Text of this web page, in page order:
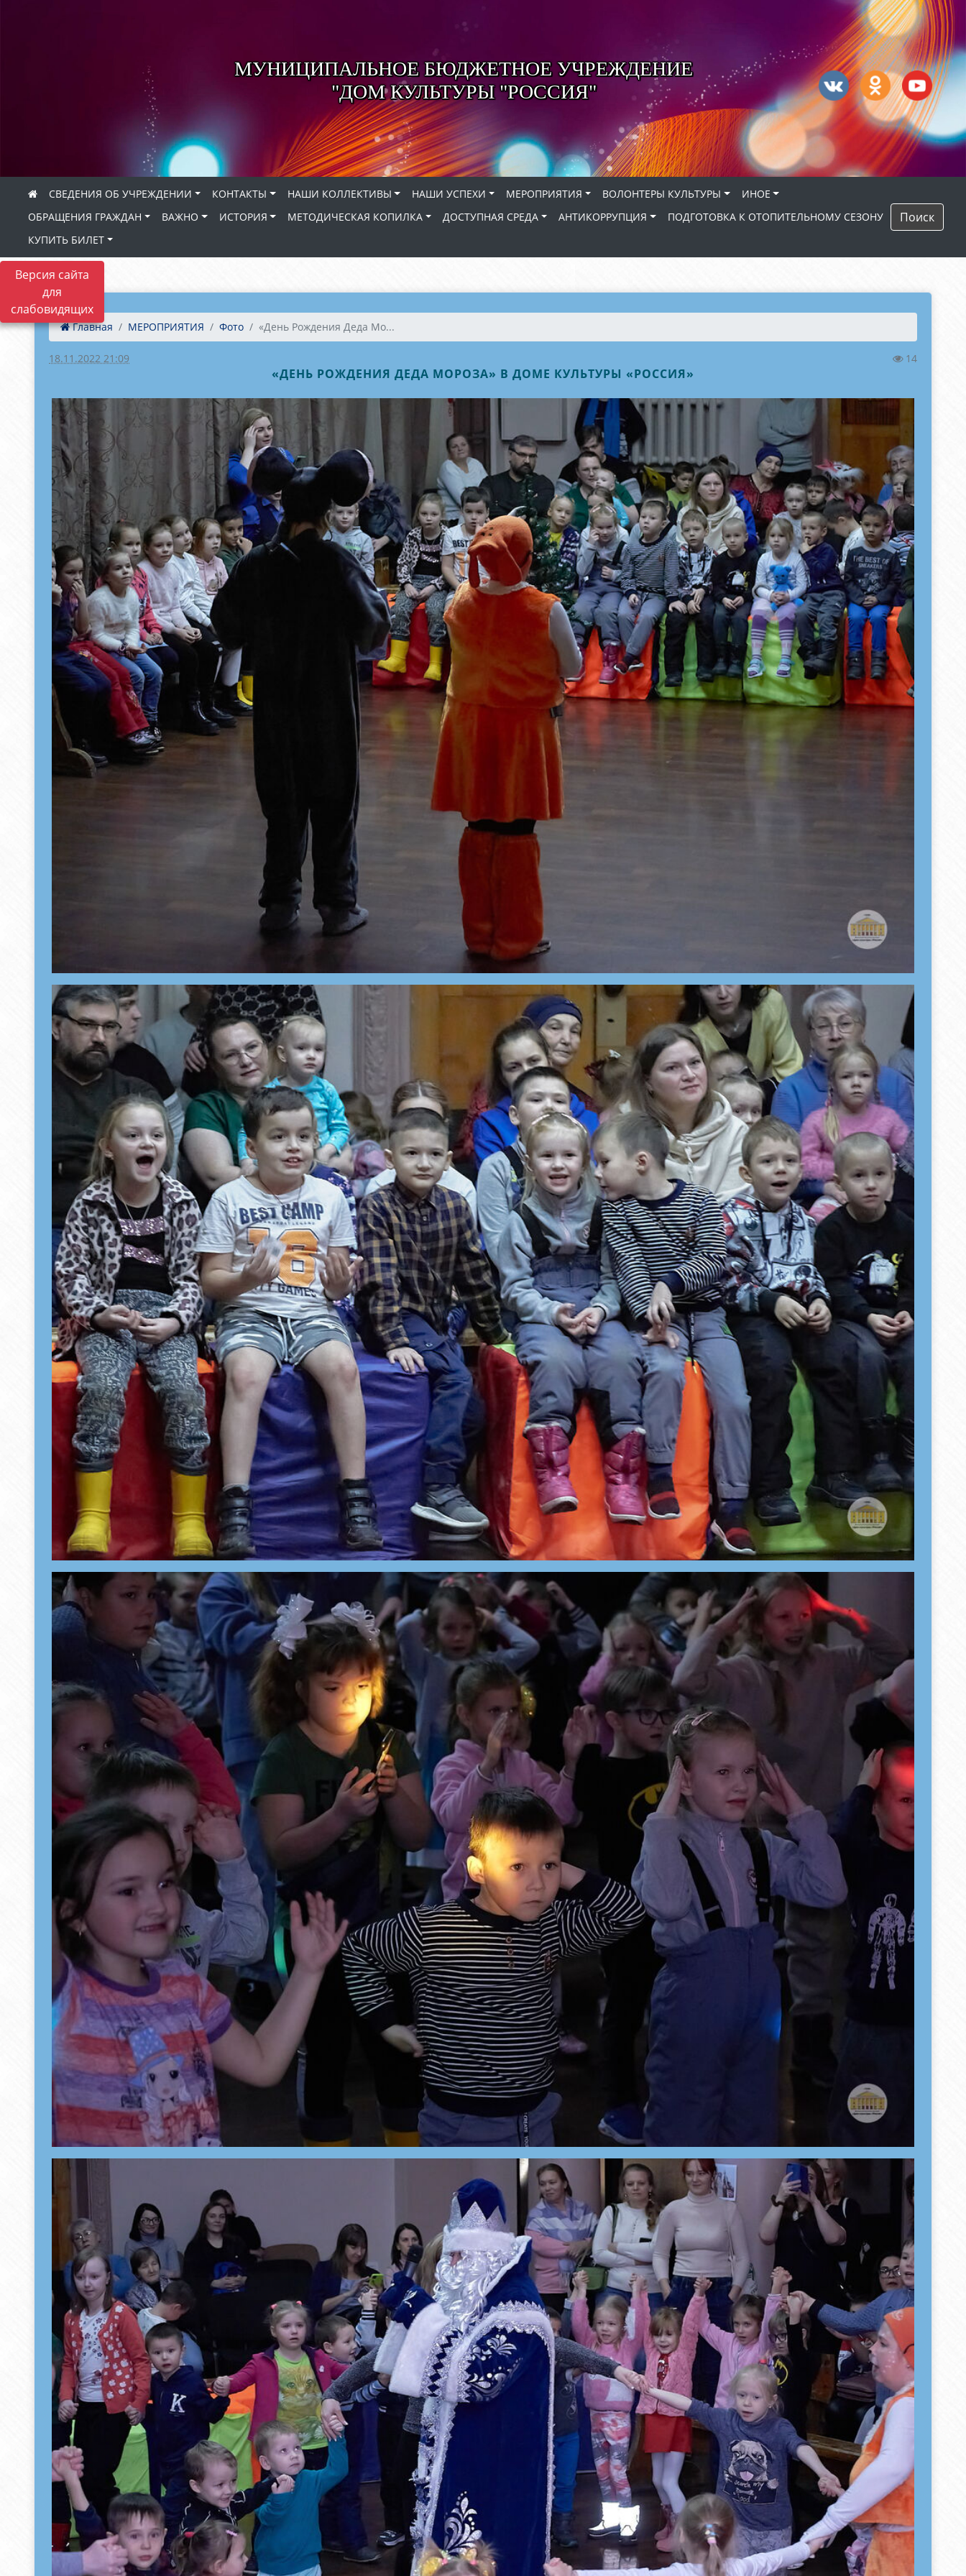
Версия сайта
для
слабовидящих
МУНИЦИПАЛЬНОЕ БЮДЖЕТНОЕ УЧРЕЖДЕНИЕ
"ДОМ КУЛЬТУРЫ "РОССИЯ"
СВЕДЕНИЯ ОБ УЧРЕЖДЕНИИ КОНТАКТЫ НАШИ КОЛЛЕКТИВЫ НАШИ УСПЕХИ МЕРОПРИЯТИЯ ВОЛОНТЕРЫ КУЛЬТУРЫ
ИНОЕ
ОБРАЩЕНИЯ ГРАЖДАН
ВАЖНО ИСТОРИЯ МЕТОДИЧЕСКАЯ КОПИЛКА ДОСТУПНАЯ СРЕДА АНТИКОРРУПЦИЯ
ПОДГОТОВКА К ОТОПИТЕЛЬНОМУ СЕЗОНУ
КУПИТЬ БИЛЕТ
Поиск
Главная МЕРОПРИЯТИЯ Фото «День Рождения Деда Мо...
18.11.2022 21:09 14
«ДЕНЬ РОЖДЕНИЯ ДЕДА МОРОЗА» В ДОМЕ КУЛЬТУРЫ «РОССИЯ»